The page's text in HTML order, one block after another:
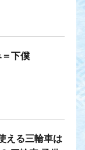
下僕
える三輪車は